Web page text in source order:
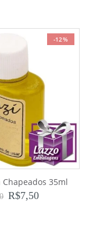
-12%
35ml
R$7,50